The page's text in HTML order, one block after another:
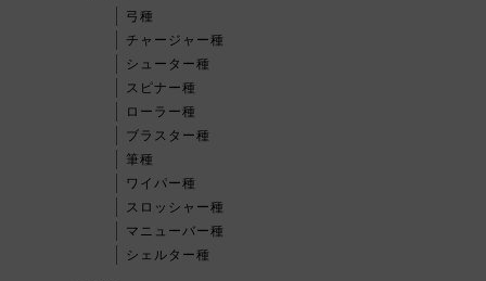
弓種
チャージャー種
シューター種
スピナー種
ローラー種
ブラスター種
筆種
ワイパー種
スロッシャー種
マニューバー種
シェルター種